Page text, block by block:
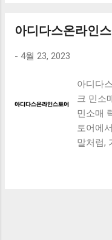
랙. 큐센 멤브레인 무선
다양한 할인 혜택과 빠
도 많고, 가격도 다양해
루투스키보드 같은 상
없습니다. 다양한 상품
해서 구매하실 수 있도
러가기 추천상품 Best
아디다스온라인
- 4월 23, 2023
아디다
크 민소
민소매
토어에
말처럼,
스온라
온라인